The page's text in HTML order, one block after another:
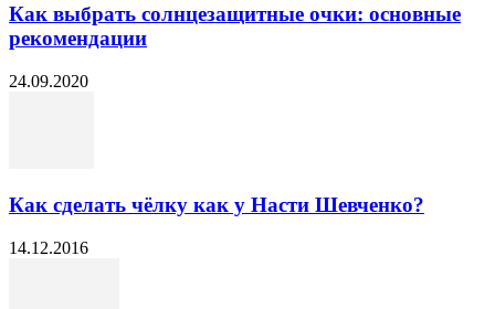
Как выбрать солнцезащитные очки: основные
рекомендации
24.09.2020
Как сделать чёлку как у Насти Шевченко?
14.12.2016